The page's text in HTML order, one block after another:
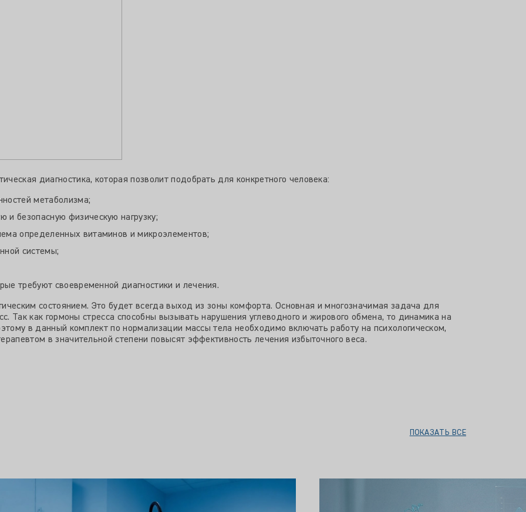
диагностика, которая позволит подобрать для конкретного человека:
метаболизма;
безопасную физическую нагрузку;
определенных витаминов и микроэлементов;
системы;
требуют своевременной диагностики и лечения.
состоянием. Это будет всегда выход из зоны комфорта. Основная и многозначимая задача для
Так как гормоны стресса способны вызывать нарушения углеводного и жирового обмена, то динамика на
в данный комплект по нормализации массы тела необходимо включать работу на психологическом,
в значительной степени повысят эффективность лечения избыточного веса.
ПОКАЗАТЬ ВСЕ